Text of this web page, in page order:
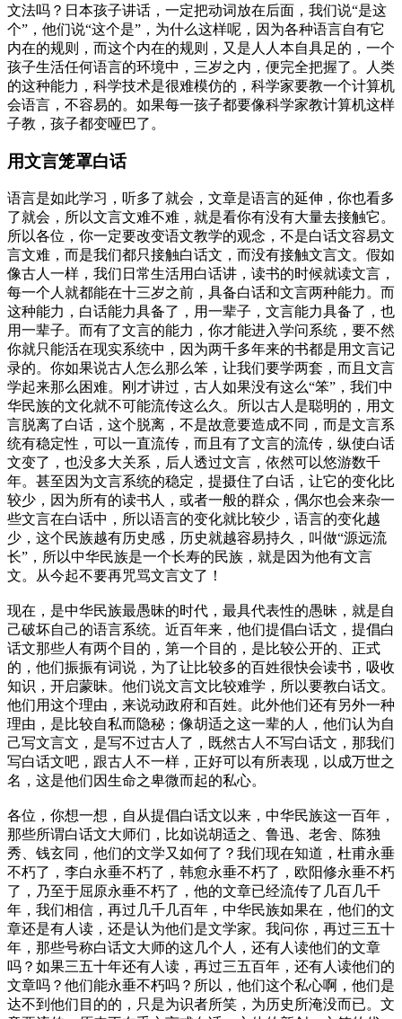
文法吗？日本孩子讲话，一定把动词放在后面，我们说“是这
个”，他们说“这个是”，为什么这样呢，因为各种语言自有它
内在的规则，而这个内在的规则，又是人人本自具足的，一个
孩子生活任何语言的环境中，三岁之内，便完全把握了。人类
的这种能力，科学技术是很难模仿的，科学家要教一个计算机
会语言，不容易的。如果每一孩子都要像科学家教计算机这样
子教，孩子都变哑巴了。
用文言笼罩白话
语言是如此学习，听多了就会，文章是语言的延伸，你也看多
了就会，所以文言文难不难，就是看你有没有大量去接触它。
所以各位，你一定要改变语文教学的观念，不是白话文容易文
言文难，而是我们都只接触白话文，而没有接触文言文。假如
像古人一样，我们日常生活用白话讲，读书的时候就读文言，
每一个人就都能在十三岁之前，具备白话和文言两种能力。而
这种能力，白话能力具备了，用一辈子，文言能力具备了，也
用一辈子。而有了文言的能力，你才能进入学问系统，要不然
你就只能活在现实系统中，因为两千多年来的书都是用文言记
录的。你如果说古人怎么那么笨，让我们要学两套，而且文言
学起来那么困难。刚才讲过，古人如果没有这么“笨”，我们中
华民族的文化就不可能流传这么久。所以古人是聪明的，用文
言脱离了白话，这个脱离，不是故意要造成不同，而是文言系
统有稳定性，可以一直流传，而且有了文言的流传，纵使白话
文变了，也没多大关系，后人透过文言，依然可以悠游数千
年。甚至因为文言系统的稳定，提摄住了白话，让它的变化比
较少，因为所有的读书人，或者一般的群众，偶尔也会来杂一
些文言在白话中，所以语言的变化就比较少，语言的变化越
少，这个民族越有历史感，历史就越容易持久，叫做“源远流
长”，所以中华民族是一个长寿的民族，就是因为他有文言
文。从今起不要再咒骂文言文了！
现在，是中华民族最愚昧的时代，最具代表性的愚昧，就是自
己破坏自己的语言系统。近百年来，他们提倡白话文，提倡白
话文那些人有两个目的，第一个目的，是比较公开的、正式
的，他们振振有词说，为了让比较多的百姓很快会读书，吸收
知识，开启蒙昧。他们说文言文比较难学，所以要教白话文。
他们用这个理由，来说动政府和百姓。此外他们还有另外一种
理由，是比较自私而隐秘；像胡适之这一辈的人，他们认为自
己写文言文，是写不过古人了，既然古人不写白话文，那我们
写白话文吧，跟古人不一样，正好可以有所表现，以成万世之
名，这是他们因生命之卑微而起的私心。
各位，你想一想，自从提倡白话文以来，中华民族这一百年，
那些所谓白话文大师们，比如说胡适之、鲁迅、老舍、陈独
秀、钱玄同，他们的文学又如何了？我们现在知道，杜甫永垂
不朽了，李白永垂不朽了，韩愈永垂不朽了，欧阳修永垂不朽
了，乃至于屈原永垂不朽了，他的文章已经流传了几百几千
年，我们相信，再过几千几百年，中华民族如果在，他们的文
章还是有人读，还是认为他们是文学家。我问你，再过三五十
年，那些号称白话文大师的这几个人，还有人读他们的文章
吗？如果三五十年还有人读，再过三五百年，还有人读他们的
文章吗？他们能永垂不朽吗？所以，他们这个私心啊，他们是
达不到他们目的的，只是为识者所笑，为历史所淹没而已。文